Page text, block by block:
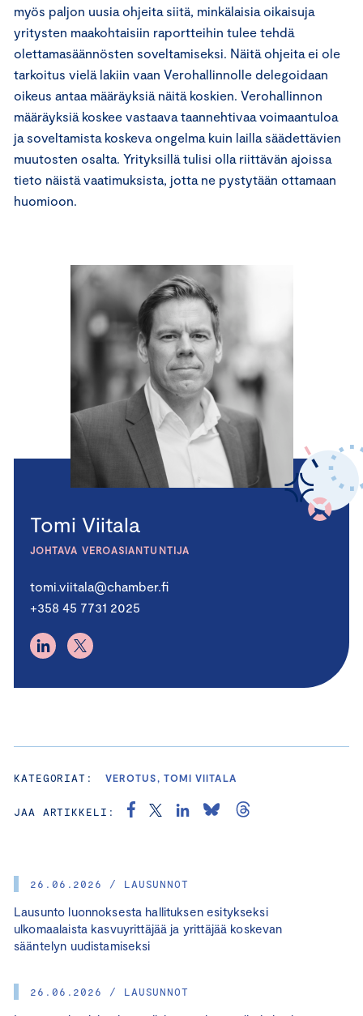
26.06.2026 / LAUSUNNOT
Lausunto luonnoksesta hallituksen esitykseksi
ulkomaalaista kasvuyrittäjää ja yrittäjää koskevan
sääntelyn uudistamiseksi
26.06.2026 / LAUSUNNOT
myös paljon uusia ohjeita siitä, minkälaisia oikaisuja
yritysten maakohtaisiin raportteihin tulee tehdä
olettamasäännösten soveltamiseksi. Näitä ohjeita ei ole
tarkoitus vielä lakiin vaan Verohallinnolle delegoidaan
oikeus antaa määräyksiä näitä koskien. Verohallinnon
määräyksiä koskee vastaava taannehtivaa voimaantuloa
ja soveltamista koskeva ongelma kuin lailla säädettävien
muutosten osalta. Yrityksillä tulisi olla riittävän ajoissa
tieto näistä vaatimuksista, jotta ne pystytään ottamaan
huomioon.
Tomi Viitala
JOHTAVA VEROASIANTUNTIJA
tomi.viitala@chamber.fi
+358 45 7731 2025
KATEGORIAT: VEROTUS, TOMI VIITALA
JAA ARTIKKELI: